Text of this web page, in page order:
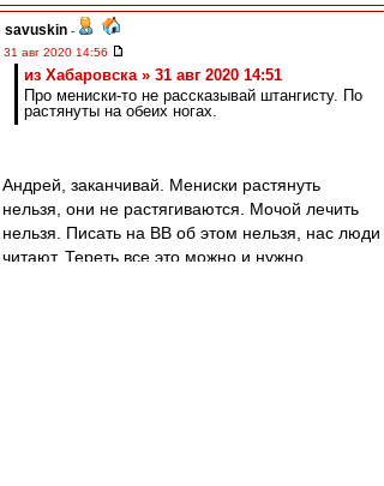
savuskin -
31 авг 2020 14:56
из Хабаровска » 31 авг 2020 14:51
Про мениски-то не рассказывай штангисту. По
растянуты на обеих ногах.
Андрей, заканчивай. Мениски растянуть
нельзя, они не растягиваются. Мочой лечить
нельзя. Писать на ВВ об этом нельзя, нас люди
читают. Тереть все это можно и нужно.